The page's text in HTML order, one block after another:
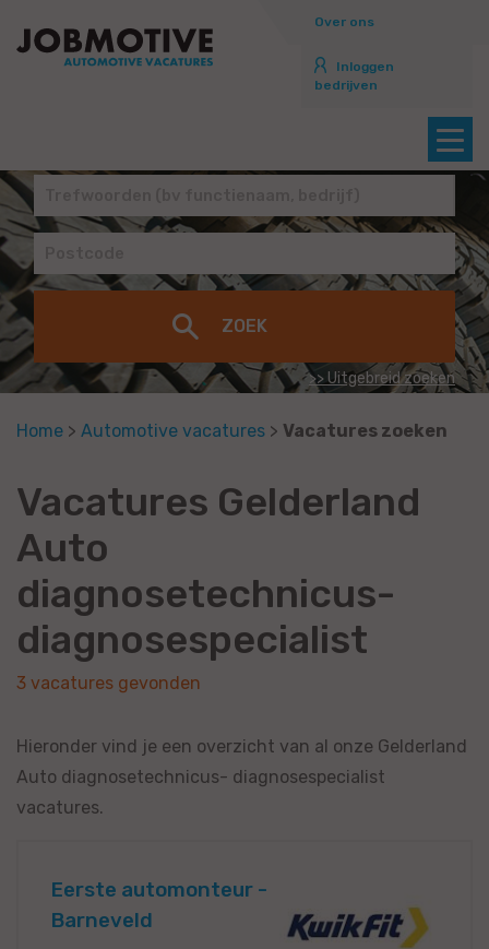
Over ons
Inloggen
bedrijven
>> Uitgebreid zoeken
Home > Automotive vacatures > Vacatures zoeken
Vacatures Gelderland
Auto
diagnosetechnicus-
diagnosespecialist
3 vacatures gevonden
Hieronder vind je een overzicht van al onze Gelderland
Auto diagnosetechnicus- diagnosespecialist
vacatures.
Eerste automonteur -
Barneveld